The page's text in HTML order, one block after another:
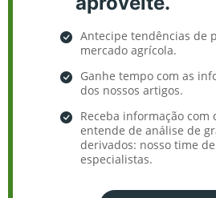
Antecipe tendências de
mercado agrícola.
Ganhe tempo com as
dos nossos artigos.
Receba informação com
entende de análise de
derivados: nosso time de
especialistas.